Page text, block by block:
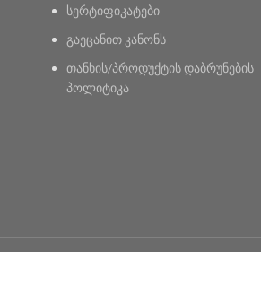
სერტიფიკატები
გაეცანით კანონს
თანხის/პროდუქტის დაბრუნების
პოლიტიკა